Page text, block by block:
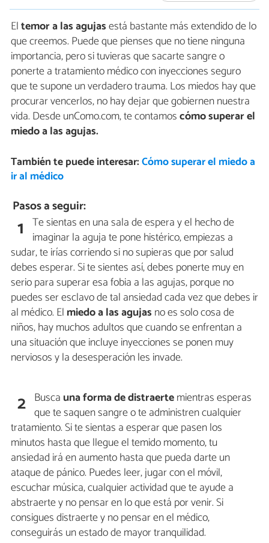
Eltemor a las agujasestá bastante más extendido de lo
que creemos. Puede que pienses que no tiene ninguna
importancia, pero si tuvieras que sacarte sangre o
ponerte a tratamiento médico con inyecciones seguro
que te supone un verdadero trauma. Los miedos hay que
procurar vencerlos, no hay dejar que gobiernen nuestra
vida. Desde unComo.com, te contamoscómo superar el
miedo a las agujas.
También te puede interesar:Cómo superar el miedo a
ir al médico
Pasos a seguir:
1 Te sientas en una sala de espera y el hecho de
imaginar la aguja te pone histérico, empiezas a
sudar, te irías corriendo si no supieras que por salud
debes esperar. Si te sientes así, debes ponerte muy en
serio para superar esa fobia a las agujas, porque no
puedes ser esclavo de tal ansiedad cada vez que debes ir
al médico. El miedo a las agujas no es solo cosa de
niños, hay muchos adultos que cuando se enfrentan a
una situación que incluye inyecciones se ponen muy
nerviosos y la desesperación les invade.
2 Busca una forma de distraertemientras esperas
que te saquen sangre o te administren cualquier
tratamiento. Si te sientas a esperar que pasen los
minutos hasta que llegue el temido momento, tu
ansiedad irá en aumento hasta que pueda darte un
ataque de pánico. Puedes leer, jugar con el móvil,
escuchar música, cualquier actividad que te ayude a
abstraerte y no pensar en lo que está por venir. Si
consigues distraerte y no pensar en el médico,
conseguirás un estado de mayor tranquilidad.